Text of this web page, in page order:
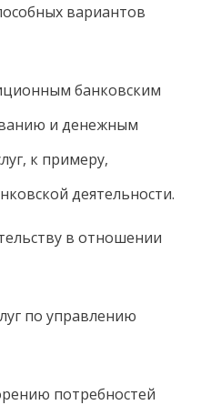
вариантов
банковским
и денежным
к примеру,
деятельности.
в отношении
по управлению
потребностей